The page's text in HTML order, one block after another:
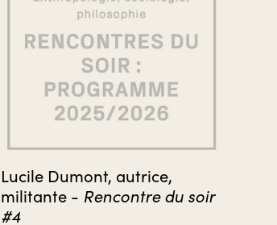
Lucile Dumont, autrice,
militante - Rencontre du soir
#4